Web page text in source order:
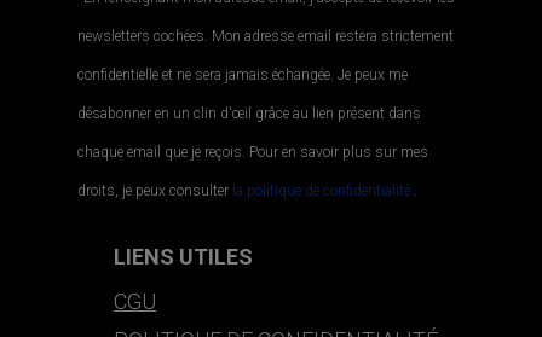
newsletters cochées. Mon adresse email restera strictement
confidentielle et ne sera jamais échangée. Je peux me
désabonner en un clin d'œil grâce au lien présent dans
chaque email que je reçois. Pour en savoir plus sur mes
droits, je peux consulter la politique de confidentialité..
LIENS UTILES
CGU